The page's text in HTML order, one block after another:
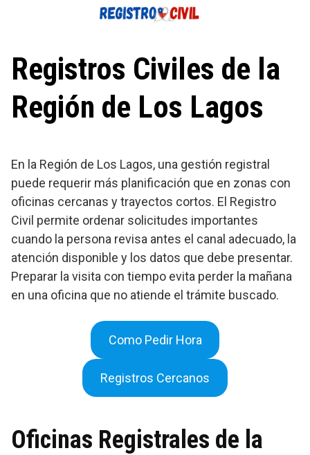
Registros Civiles de la
Región de Los Lagos
En la Región de Los Lagos, una gestión registral
puede requerir más planificación que en zonas con
oficinas cercanas y trayectos cortos. El Registro
Civil permite ordenar solicitudes importantes
cuando la persona revisa antes el canal adecuado, la
atención disponible y los datos que debe presentar.
Preparar la visita con tiempo evita perder la mañana
en una oficina que no atiende el trámite buscado.
Como Pedir Hora
Registros Cercanos
Oficinas Registrales de la